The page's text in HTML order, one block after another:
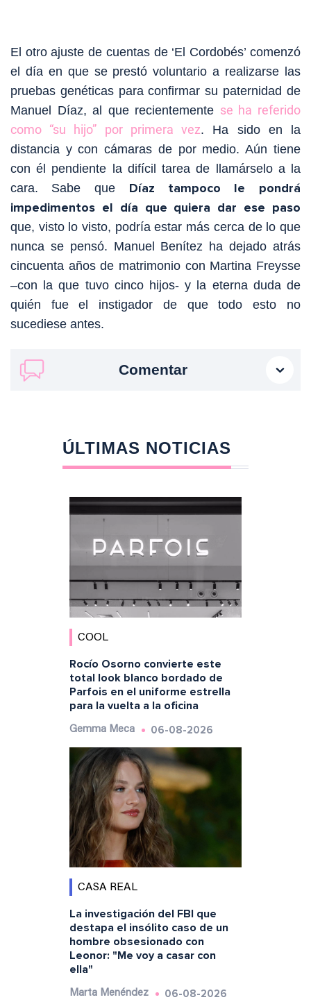
El otro ajuste de cuentas de ‘El Cordobés’ comenzó
el día en que se prestó voluntario a realizarse las
pruebas genéticas para confirmar su paternidad de
Manuel Díaz, al que recientemente se ha referido
como “su hijo” por primera vez. Ha sido en la
distancia y con cámaras de por medio. Aún tiene
con él pendiente la difícil tarea de llamárselo a la
cara. Sabe que Díaz tampoco le pondrá
impedimentos el día que quiera dar ese paso
que, visto lo visto, podría estar más cerca de lo que
nunca se pensó. Manuel Benítez ha dejado atrás
cincuenta años de matrimonio con Martina Freysse
–con la que tuvo cinco hijos- y la eterna duda de
quién fue el instigador de que todo esto no
sucediese antes.
Comentar
ÚLTIMAS NOTICIAS
COOL
Rocío Osorno convierte este
total look blanco bordado de
Parfois en el uniforme estrella
para la vuelta a la oficina
Gemma Meca 06-08-2026
CASA REAL
La investigación del FBI que
destapa el insólito caso de un
hombre obsesionado con
Leonor: "Me voy a casar con
ella"
Marta Menéndez 06-08-2026